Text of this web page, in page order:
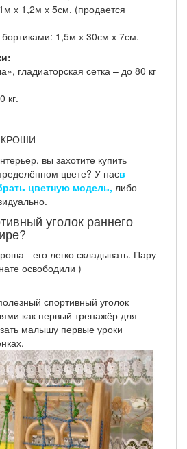
х 1,2м х 5см. (продается
1,5м х 30см х 7см.
гладиаторская сетка – до 80 кг
кг.
вы захотите купить
цвете? У насв
цветную модель, либо
уголок раннего
- его легко складывать. Пару
освободили )
спортивный уголок
как первый тренажёр для
малышу первые уроки